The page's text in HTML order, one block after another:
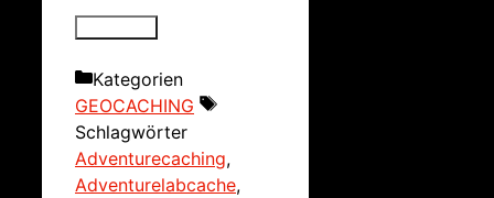
Kategorien
GEOCACHING
Schlagwörter
Adventurecaching,
Adventurelabcache,